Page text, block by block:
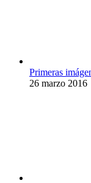
Primeras
26 marzo 2016